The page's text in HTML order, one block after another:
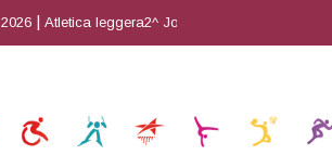
|Atletica leggera2^ Joy Cup Orienteering5^